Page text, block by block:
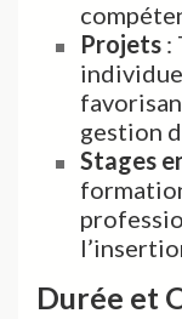
Projets :
gestion
Stages
Durée et